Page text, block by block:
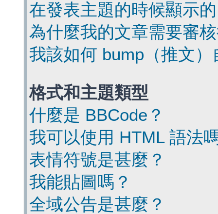
在發表主題的時候顯示
為什麼我的文章需要審
我該如何 bump（推文
格式和主題類型
什麼是 BBCode？
我可以使用 HTML 語法
表情符號是甚麼？
我能貼圖嗎？
全域公告是甚麼？